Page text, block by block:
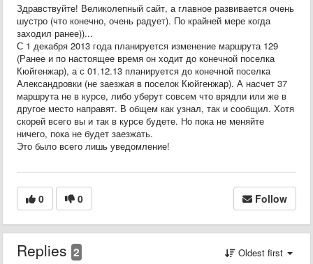
Здравствуйте! Великолепный сайт, а главное развивается очень
шустро (что конечно, очень радует). По крайней мере когда
заходил ранее))...
С 1 декабря 2013 года планируется изменение маршрута 129
(Ранее и по настоящее время он ходит до конечной поселка
Кюйгенжар), а с 01.12.13 планируется до конечной поселка
Александровки (не заезжая в поселок Кюйгенжар). А насчет 37
маршрута не в курсе, либо уберут совсем что врядли или же в
другое место направят. В общем как узнал, так и сообщил. Хотя
скорей всего вы и так в курсе будете. Но пока не меняйте
ничего, пока не будет заезжать.
Это было всего лишь уведомление!
0 0 Follow
Replies 2 Oldest first